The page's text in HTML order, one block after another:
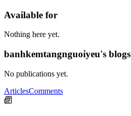
Available for
Nothing here yet.
banhkemtangnguoiyeu's blogs
No publications yet.
ArticlesComments